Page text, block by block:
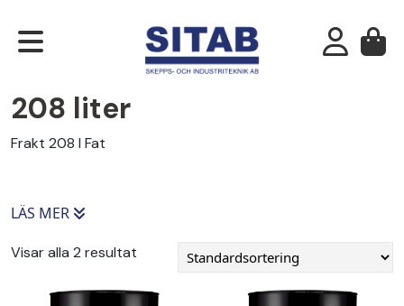
208 liter
Frakt 208 l Fat
LÄS MER
Visar alla 2 resultat